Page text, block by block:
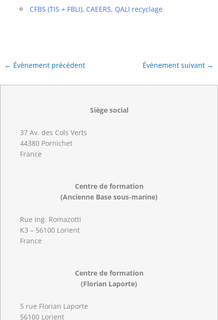
CFBS (TIS + FBLI), CAEERS, QALI recyclage
← Évènement précédent Évènement suivant →
Siège social
37 Av. des Cols Verts
44380 Pornichet
France
Centre de formation
(Ancienne Base sous-marine)
Rue Ing. Romazotti
K3 – 56100 Lorient
France
Centre de formation
(Florian Laporte)
5 rue Florian Laporte
56100 Lorient